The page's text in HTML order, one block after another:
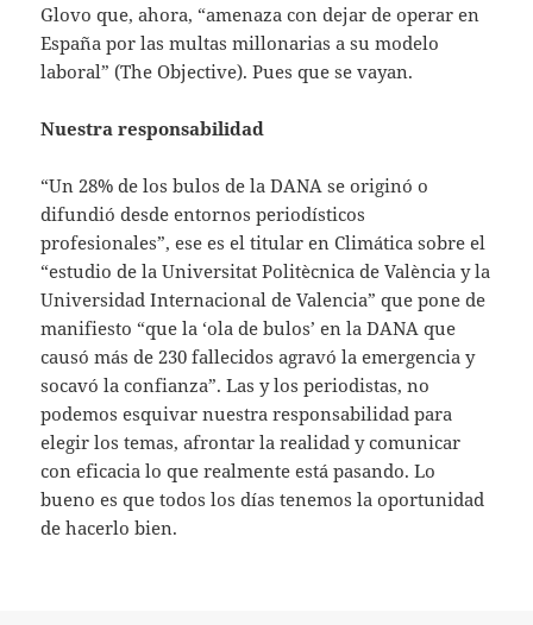
Glovo que, ahora, “amenaza con dejar de operar en
España por las multas millonarias a su modelo
laboral” (The Objective). Pues que se vayan.
Nuestra responsabilidad
“Un 28% de los bulos de la DANA se originó o
difundió desde entornos periodísticos
profesionales”, ese es el titular en Climática sobre el
“estudio de la Universitat Politècnica de València y la
Universidad Internacional de Valencia” que pone de
manifiesto “que la ‘ola de bulos’ en la DANA que
causó más de 230 fallecidos agravó la emergencia y
socavó la confianza”. Las y los periodistas, no
podemos esquivar nuestra responsabilidad para
elegir los temas, afrontar la realidad y comunicar
con eficacia lo que realmente está pasando. Lo
bueno es que todos los días tenemos la oportunidad
de hacerlo bien.